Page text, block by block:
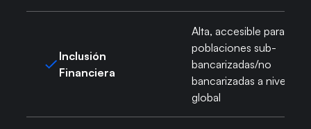
Inclusión
Financiera
Alta, accesible para
poblaciones sub-
bancarizadas/no
bancarizadas a nivel
global